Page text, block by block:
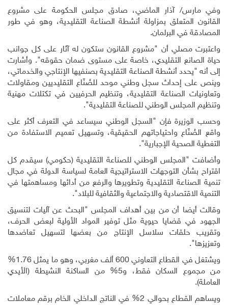
وفي مارس/ آذار الماضي، صادق مجلس الحكومة على مشروع
القانون المتعلق بمزاولة أنشطة الصناعة التقليدية، وهو في طور
المصادقة في البرلمان.
واعتبرت مصلي أن "مشروع القانون ستكون له آثار على كل جوانب
حياة الصانع التقليدي، خاصة على مستوى ضمان حقوقه". وأشارت
إلى أنه "يحدد أنشطة الصناعة التقليدية بصنفيها الإنتاجي والخدماتي،
وينص على إحداث سجل وطني موحد للصُنّاع التقليديين ومقاولات
وتعاونيات الصناعة التقليدية، وتنظيم الحرفيين في تكتلات مهنية
وتنظيم المجلس الوطني للصناعة التقليدية".
وحسب الوزيرة فإن "السجل الوطني سيساعد في التعرف أكثر على
واقع الصُنّاع واحتياجاتهم الحقيقية، وتسهيل تعميم الاستفادة من
التغطية الصحية الإجبارية".
وأضافت "المجلس الوطني للصناعة التقليدية (حكومي) سيقدم كل
اقتراح بشأن التوجهات الاستراتيجية العامة لسياسة الدولة في مجال
تنمية الصناعة التقليدية وتطويرها والرفع من أدائها ومساهمتها في
التنمية الاقتصادية والاجتماعية والثقافية للبلاد".
وقالت أيضا أن من بين أهداف المجلس "البحث عن آليات لتنسيق
الجهود في قضايا حيوية مثل توفير المواد الأولية لبعض الحرف،
وتقريب حلقات سلاسل الإنتاج من بعضها لتسهيل تعاضدها
وتعزيزها".
ويشتغل في القطاع التعاوني 600 ألف مغربي، وهو ما يمثل 1.76%
من مجموع السكان فقط، و5% من الساكنة النشيطة (الأيدي
العاملة).
ويساهم القطاع بحوالي 2% في الناتج الداخلي الخام برقم معاملات